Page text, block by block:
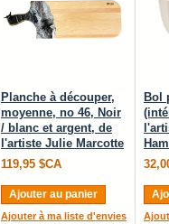
Planche à découper,
moyenne, no 46, Noir
/ blanc et argent, de
l'artiste Julie Marcotte
119,95 $CA
Ajouter au panier
Ajouter à ma liste d'envies
Bol